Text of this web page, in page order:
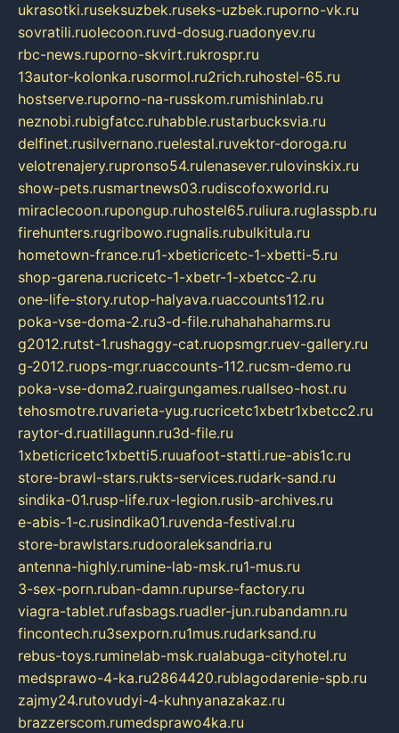
ukrasotki.ruseksuzbek.ruseks-uzbek.ruporno-vk.ru
sovratili.ruolecoon.ruvd-dosug.ruadonyev.ru
rbc-news.ruporno-skvirt.rukrospr.ru
13autor-kolonka.rusormol.ru2rich.ruhostel-65.ru
hostserve.ruporno-na-russkom.rumishinlab.ru
neznobi.rubigfatcc.ruhabble.rustarbucksvia.ru
delfinet.rusilvernano.ruelestal.ruvektor-doroga.ru
velotrenajery.rupronso54.rulenasever.rulovinskix.ru
show-pets.rusmartnews03.rudiscofoxworld.ru
miraclecoon.rupongup.ruhostel65.ruliura.ruglasspb.ru
firehunters.rugribowo.rugnalis.rubulkitula.ru
hometown-france.ru1-xbeticricetc-1-xbetti-5.ru
shop-garena.rucricetc-1-xbetr-1-xbetcc-2.ru
one-life-story.rutop-halyava.ruaccounts112.ru
poka-vse-doma-2.ru3-d-file.ruhahahaharms.ru
g2012.rutst-1.rushaggy-cat.ruopsmgr.ruev-gallery.ru
g-2012.ruops-mgr.ruaccounts-112.rucsm-demo.ru
poka-vse-doma2.ruairgungames.ruallseo-host.ru
tehosmotre.ruvarieta-yug.rucricetc1xbetr1xbetcc2.ru
raytor-d.ruatillagunn.ru3d-file.ru
1xbeticricetc1xbetti5.ruuafoot-statti.rue-abis1c.ru
store-brawl-stars.rukts-services.rudark-sand.ru
sindika-01.rusp-life.rux-legion.rusib-archives.ru
e-abis-1-c.rusindika01.ruvenda-festival.ru
store-brawlstars.rudooraleksandria.ru
antenna-highly.rumine-lab-msk.ru1-mus.ru
3-sex-porn.ruban-damn.rupurse-factory.ru
viagra-tablet.rufasbags.ruadler-jun.rubandamn.ru
fincontech.ru3sexporn.ru1mus.rudarksand.ru
rebus-toys.ruminelab-msk.rualabuga-cityhotel.ru
medsprawo-4-ka.ru2864420.rublagodarenie-spb.ru
zajmy24.rutovudyi-4-kuhnyanazakaz.ru
brazzerscom.rumedsprawo4ka.ru